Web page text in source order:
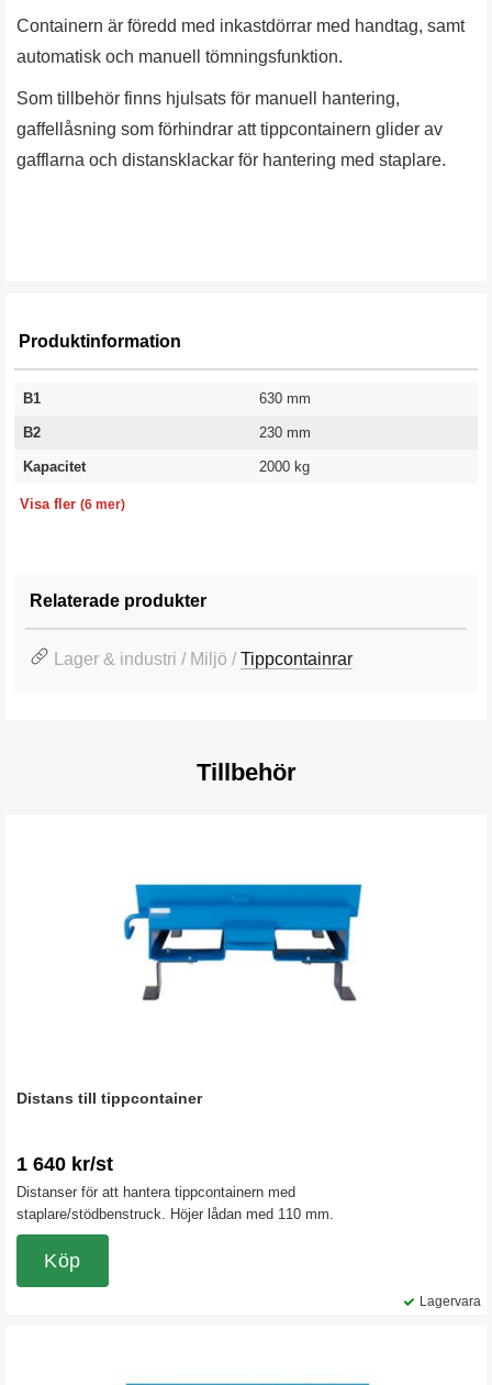
Containern är föredd med inkastdörrar med handtag, samt
automatisk och manuell tömningsfunktion.
Som tillbehör finns hjulsats för manuell hantering,
gaffellåsning som förhindrar att tippcontainern glider av
gafflarna och distansklackar för hantering med staplare.
Produktinformation
B1 630 mm
B2 230 mm
Kapacitet
2000 kg
Visa fler (6 mer)
Relaterade produkter
Lager & industri / Miljö /Tippcontainrar
Tillbehör
Distans till tippcontainer
1 640 kr/st
Distanser för att hantera tippcontainern med
staplare/stödbenstruck. Höjer lådan med 110 mm.
Lagervara
Köp